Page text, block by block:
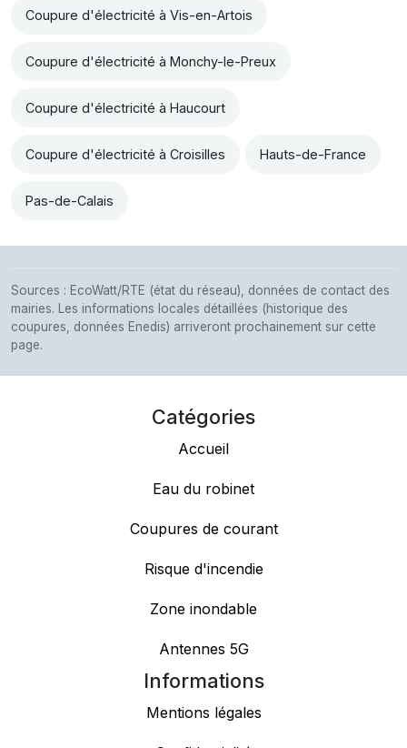
Coupure d'électricité à Vis-en-Artois
Coupure d'électricité à Monchy-le-Preux
Coupure d'électricité à Haucourt
Coupure d'électricité à Croisilles Hauts-de-France
Pas-de-Calais
Sources : EcoWatt/RTE (état du réseau), données de contact des
mairies. Les informations locales détaillées (historique des
coupures, données Enedis) arriveront prochainement sur cette
page.
Catégories
Accueil
Eau du robinet
Coupures de courant
Risque d'incendie
Zone inondable
Antennes 5G
Informations
Mentions légales